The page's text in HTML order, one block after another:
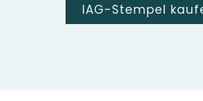
IAG-Stempel